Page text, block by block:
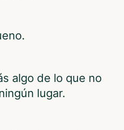
algo de lo que no
lugar.